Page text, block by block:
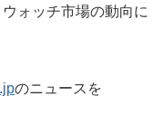
ォッチ市場の動向に
のニュースを